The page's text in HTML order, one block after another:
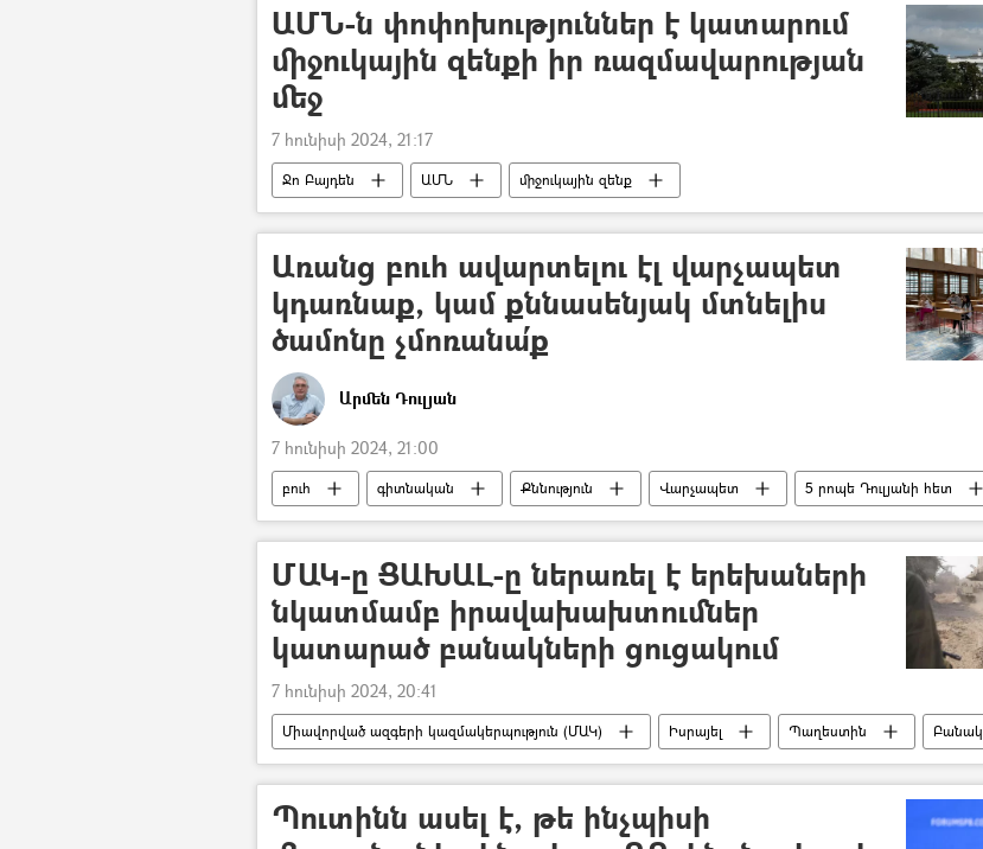
ԱՄՆ-ն փոփոխություններ է կատարում
միջուկային զենքի իր ռազմավարության
մեջ
7 հունիսի 2024, 21:17
Ջո Բայդեն ԱՄՆ միջուկային զենք
Առանց բուհ ավարտելու էլ վարչապետ
կդառնաք, կամ քննասենյակ մտնելիս
ծամոնը չմոռանա՛ք
Արմեն Դուլյան
7 հունիսի 2024, 21:00
բուհ գիտնական Քննություն Վարչապետ
5 րոպե Դուլյանի հետ
Հեղինակներ
ՄԱԿ-ը ՑԱԽԱԼ-ը ներառել է երեխաների
նկատմամբ իրավախախտումներ
կատարած բանակների ցուցակում
7 հունիսի 2024, 20:41
Միավորված ազգերի կազմակերպություն (ՄԱԿ) Իսրայել Պաղեստին
Բանակ
Գազայի հատված
Պուտինն ասել է, թե ինչպիսի